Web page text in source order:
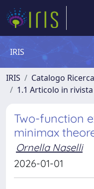
IRIS
IRIS Catalogo Ricerca
1.1 Articolo in rivista
Two-function
minimax
Ornella Naselli
2026-01-01